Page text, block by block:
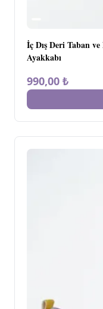
İç Dış Deri Taban
Ayakkabı
990,00 ₺